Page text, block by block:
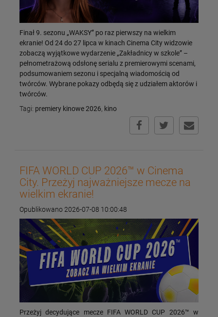
Finał 9. sezonu „WAKSY” po raz pierwszy na wielkim
ekranie! Od 24 do 27 lipca w kinach Cinema City widzowie
zobaczą wyjątkowe wydarzenie „Zakładnicy w szkole” –
pełnometrażową odsłonę serialu z premierowymi scenami,
podsumowaniem sezonu i specjalną wiadomością od
twórców. Wybrane pokazy odbędą się z udziałem aktorów i
twórców.
Tagi: premiery kinowe 2026, kino
FIFA WORLD CUP 2026™ w Cinema
City. Przeżyj najważniejsze mecze na
wielkim ekranie!
Opublikowano 2026-07-08 10:00:48
Przeżyj decydujące mecze FIFA WORLD CUP 2026™ w